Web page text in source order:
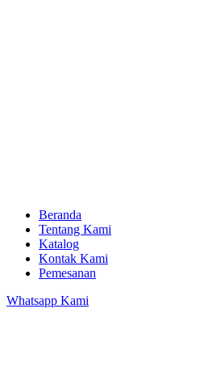
Beranda
Tentang Kami
Katalog
Kontak Kami
Pemesanan
Whatsapp Kami